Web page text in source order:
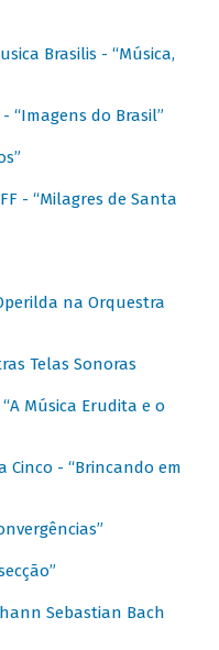
Brasilis - “Música,
“Imagens do Brasil”
- “Milagres de Santa
na Orquestra
Telas Sonoras
Música Erudita e o
Cinco - “Brincando em
Sebastian Bach